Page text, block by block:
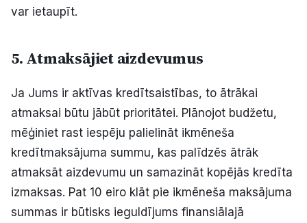
var ietaupīt.
5. Atmaksājiet aizdevumus
Ja Jums ir aktīvas kredītsaistības, to ātrākai
atmaksai būtu jābūt prioritātei. Plānojot budžetu,
mēģiniet rast iespēju palielināt ikmēneša
kredītmaksājuma summu, kas palīdzēs ātrāk
atmaksāt aizdevumu un samazināt kopējās kredīta
izmaksas. Pat 10 eiro klāt pie ikmēneša maksājuma
summas ir būtisks ieguldījums finansiālajā